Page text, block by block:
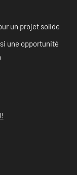
un projet solide
une opportunité